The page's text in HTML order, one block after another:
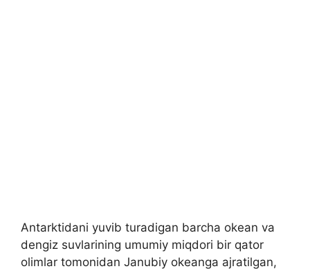
Antarktidani yuvib turadigan barcha okean va
dengiz suvlarining umumiy miqdori bir qator
olimlar tomonidan Janubiy okeanga ajratilgan,